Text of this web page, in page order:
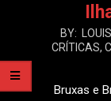
2026-
05-
BY:
CRÍTICAS,
Bruxas e